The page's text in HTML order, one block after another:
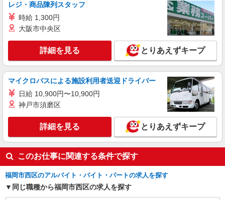
スマホ携帯販売【ソフトバンク】
時給1400円〜1450円（経験・能力による） ※
残業代支給 ★交通費別途支給（規定あり） ゜
+゜・。○。・゜+゜・。○。・゜+゜ 入社祝い金10
万円支給(規定有) お友達を紹介頂くと, インセンテ
ィブ支給(規定有) ★月2回払い・週払い可能（規程
有）★ ゜・。○。・゜+゜・。○。・゜+゜
福岡県福岡市西区の家電量販店
キープ 詳細を見る
派遣社員 紹介予定派遣
株式会社シエロ
人気機種に詳しくなれる携帯販売【au】
月給259200円〜300000円（経験・能力によ
る） ※残業手当別途支給 ※研修期間6か月・時給
1500円〜 ★交通費別途支給（規定あり） ゜
+゜・。○。・゜+゜・。○。・゜+゜ 入社祝い金10
万円支給(規定有) お友達を紹介頂くと, インセンテ
ィブ支給(規定有) ゜・。○。・゜+゜・。○。・゜
+゜
福岡県福岡市西区の家電量販店
キープ 詳細を見る
レジ・商品陳列スタッフ
時給 1,300円
大阪市中央区
詳細を見る とりあえずキープ
マイクロバスによる施設利用者送迎ドライバー
日給 10,900円〜10,900円
神戸市須磨区
詳細を見る とりあえずキープ
このお仕事に関連する条件で探す
福岡市西区のアルバイト・バイト・パートの求人を探す
同じ職種から福岡市西区の求人を探す